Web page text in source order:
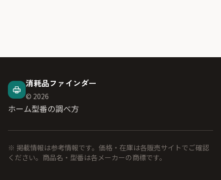
消耗品ファインダー
© 2026
ホーム型番の調べ方
※ 掲載情報は参考情報です。価格・在庫は各販売サイトでご確認
ください。商品名・型番は各メーカーの商標です。